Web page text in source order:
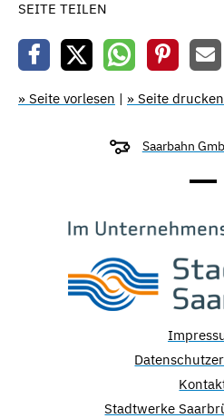
SEITE TEILEN
» Seite vorlesen | » Seite drucken
Saarbahn
Stadtwerke